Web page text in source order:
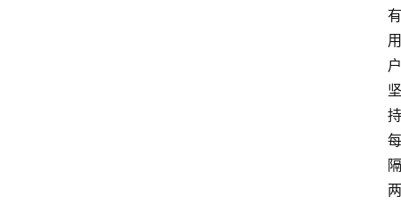
有
用
户
坚
持
每
隔
两